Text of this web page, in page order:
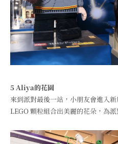
5 Aliya的花園
來到派對最後一站，小朋友會進入
LEGO 顆粒組合出美麗的花朵，為派